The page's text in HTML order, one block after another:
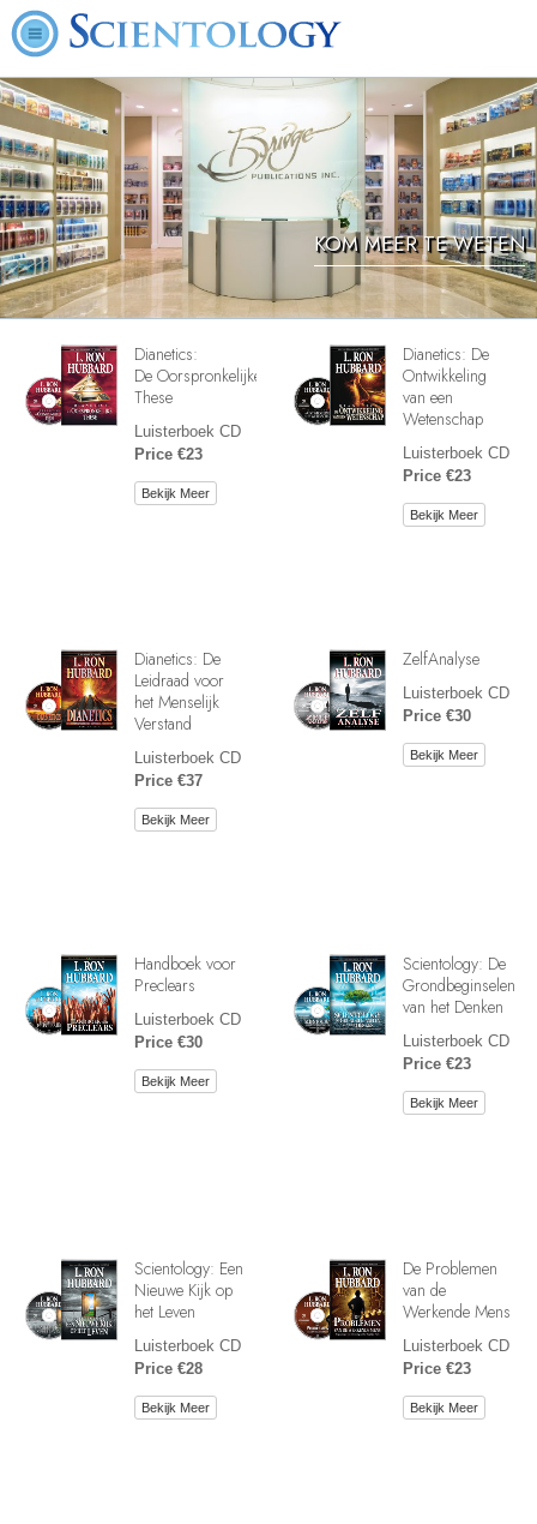
KOM MEER TE WETEN
Dianetics:
De Oorspronkelijke
These
Luisterboek CD
Price €23
Bekijk Meer
Dianetics: De
Ontwikkeling
van een
Wetenschap
Luisterboek CD
Price €23
Bekijk Meer
Dianetics: De
Leidraad voor
het Menselijk
Verstand
Luisterboek CD
Price €37
Bekijk Meer
ZelfAnalyse
Luisterboek CD
Price €30
Bekijk Meer
Handboek voor
Preclears
Luisterboek CD
Price €30
Bekijk Meer
Scientology: De
Grondbeginselen
van het Denken
Luisterboek CD
Price €23
Bekijk Meer
Scientology: Een
Nieuwe Kijk op
het Leven
Luisterboek CD
Price €28
Bekijk Meer
De Problemen
van de
Werkende Mens
Luisterboek CD
Price €23
Bekijk Meer